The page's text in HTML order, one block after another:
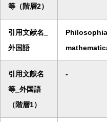
等（階層2）
引用文献名_
外国語
引用文献名
等_外国語
（階層1）
-